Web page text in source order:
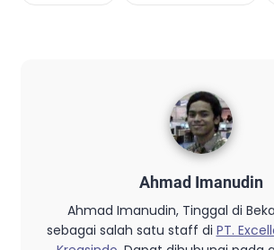
Ahmad Imanudin
Ahmad Imanudin, Tinggal di
sebagai salah satu staff di PT.